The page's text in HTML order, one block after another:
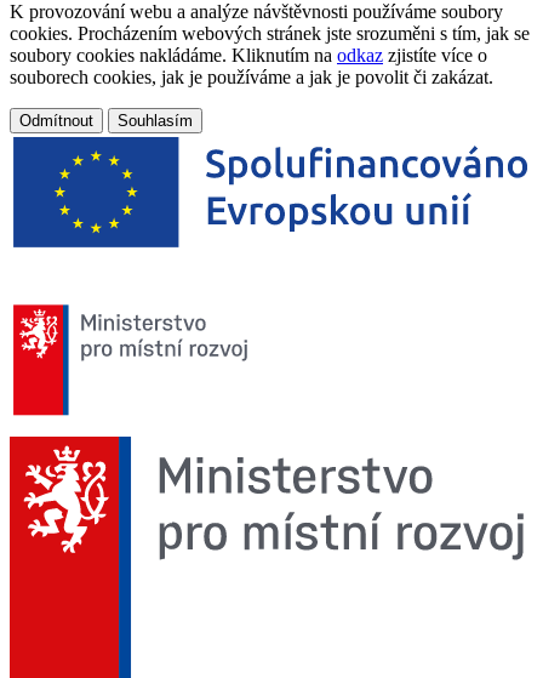
K provozování webu a analýze návštěvnosti používáme soubory
cookies. Procházením webových stránek jste srozuměni s tím, jak se
soubory cookies nakládáme. Kliknutím na odkaz zjistíte více o
souborech cookies, jak je používáme a jak je povolit či zakázat.
Odmítnout Souhlasím